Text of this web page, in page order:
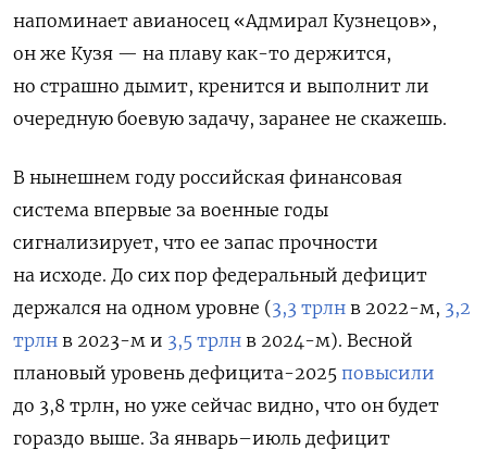
напоминает авианосец «Адмирал Кузнецов»,
он же Кузя — на плаву как-то держится,
но страшно дымит, кренится и выполнит ли
очередную боевую задачу, заранее не скажешь.
В нынешнем году российская финансовая
система впервые за военные годы
сигнализирует, что ее запас прочности
на исходе. До сих пор федеральный дефицит
держался на одном уровне (3,3 трлн в 2022-м, 3,2
трлн в 2023-м и 3,5 трлн в 2024-м). Весной
плановый уровень дефицита-2025 повысили
до 3,8 трлн, но уже сейчас видно, что он будет
гораздо выше. За январь–июль дефицит